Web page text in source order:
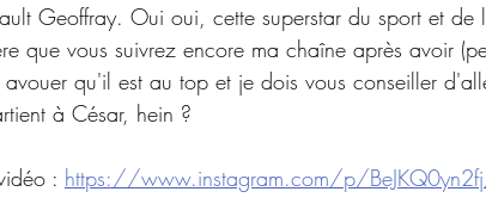
Geoffray. Oui oui, cette superstar du sport et de
que vous suivrez encore ma chaîne après avoir
qu'il est au top et je dois vous conseiller
à César, hein ?
: https://www.instagram.com/p/